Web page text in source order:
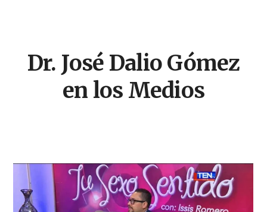
Dr. José Dalio Gómez
en los Medios